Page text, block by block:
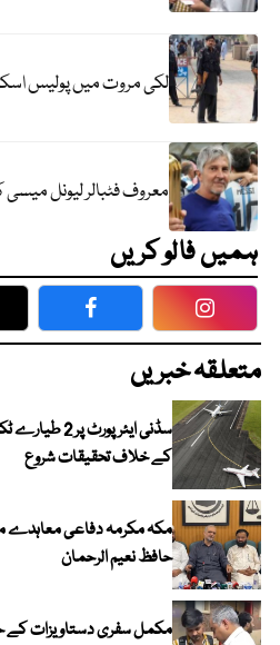
لکی مروت میں پولیس
معروف فٹبالر لیونل میسی
ہمیں فالو کریں
Facebook
متعلقہ خبریں
سڈنی
کے خلاف تحقیقات شروع
مکہ مکرمہ دفاعی معاہدے
حافظ نعیم الرحمان
مکمل سفری دستاویزات کے